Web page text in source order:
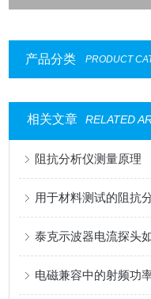
产品分类 PRODUCT
相关文章 RELATED
阻抗分析仪测量原理
用于材料测试的阻抗
泰克示波器电流探头
电磁兼容中的射频功